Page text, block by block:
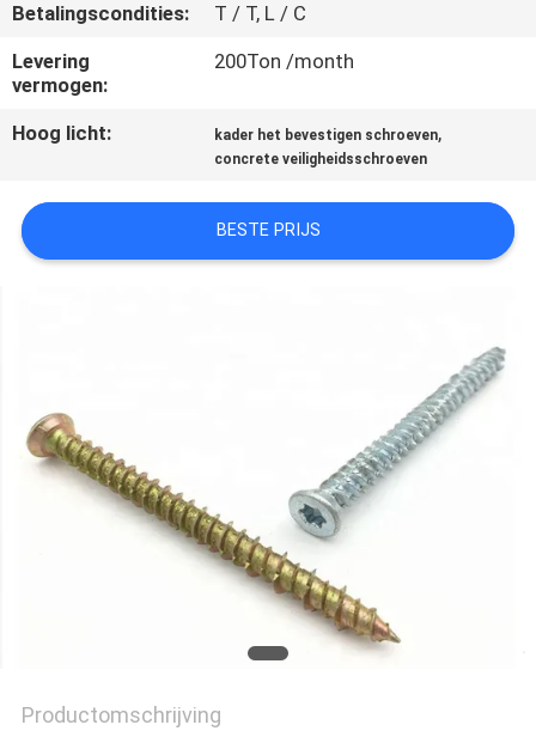
VERZOEK
OM EEN
CITAAT
PRIVACY
Betalingscondities:
T / T, L / C
Levering
vermogen:
200Ton /month
Hoog licht: kader het bevestigen schroeven,
concrete veiligheidsschroeven
BESTE PRIJS
Productomschrijving